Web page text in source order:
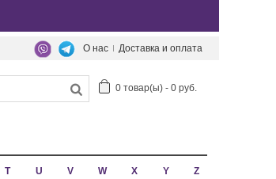
Доставка и оплата
О нас
0 товар(ы) - 0 руб.
T U V W X Y
Z